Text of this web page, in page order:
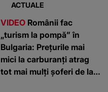
ACTUALE
VIDEO Românii fac
„turism la pompă” în
Bulgaria: Prețurile mai
mici la carburanți atrag
tot mai mulți șoferi de la